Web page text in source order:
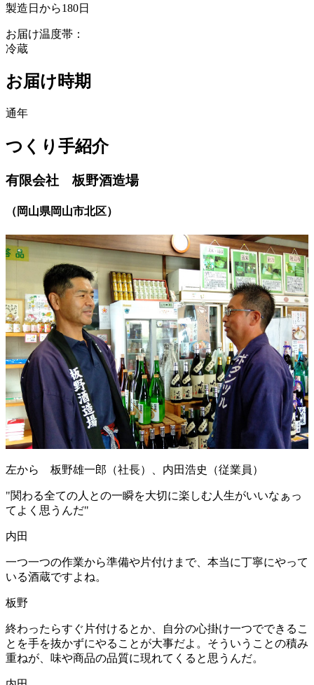
製造日から180日
お届け温度帯：
冷蔵
お届け時期
通年
つくり手紹介
有限会社 板野酒造場
（ 岡山県岡山市北区）
左から 板野雄一郎（社長）、内田浩史（従業員）
"関わる全ての人との一瞬を大切に楽しむ人生がいいなぁっ
てよく思うんだ"
内田
一つ一つの作業から準備や片付けまで、本当に丁寧にやって
いる酒蔵ですよね。
板野
終わったらすぐ片付けるとか、自分の心掛け一つでできるこ
とを手を抜かずにやることが大事だよ。そういうことの積み
重ねが、味や商品の品質に現れてくると思うんだ。